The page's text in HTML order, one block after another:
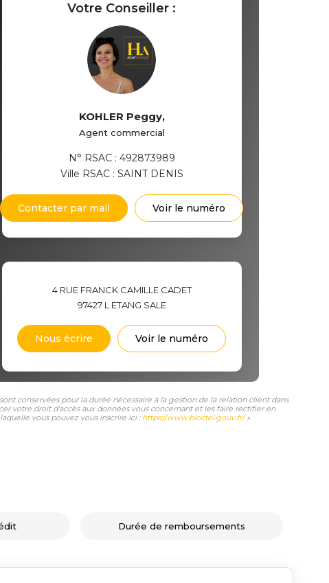
4 RUE FRANCK CAMILLE CADET
97427 L ETANG SALE
Nous écrire Voir le numéro
Votre Conseiller :
KOHLER Peggy,
Agent commercial
N° RSAC : 492873989
Ville RSAC : SAINT DENIS
Contacter par mail Voir le numéro
conservées pour la durée nécessaire à la gestion de la relation client dans
votre droit d'accès aux données vous concernant et les faire rectifier en
vous pouvez vous inscrire ici : https://www.bloctel.gouv.fr/»
Durée de remboursements